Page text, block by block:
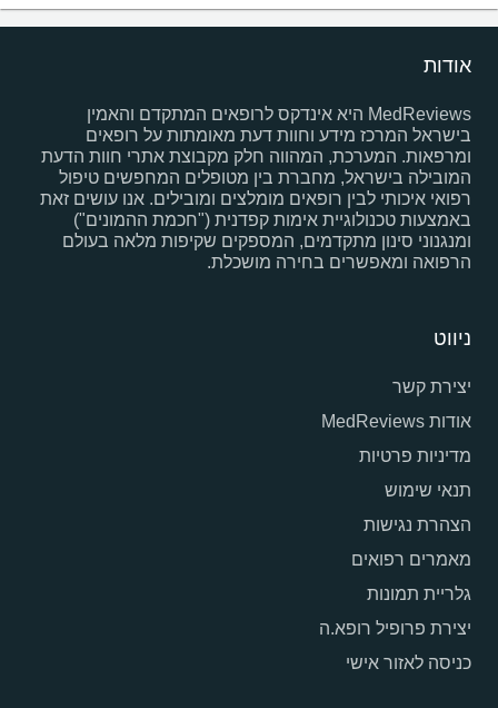
אודות
MedReviews היא אינדקס לרופאים המתקדם והאמין
בישראל המרכז מידע וחוות דעת מאומתות על רופאים
ומרפאות. המערכת, המהווה חלק מקבוצת אתרי חוות הדעת
המובילה בישראל, מחברת בין מטופלים המחפשים טיפול
רפואי איכותי לבין רופאים מומלצים ומובילים. אנו עושים זאת
באמצעות טכנולוגיית אימות קפדנית ("חכמת ההמונים")
ומנגנוני סינון מתקדמים, המספקים שקיפות מלאה בעולם
הרפואה ומאפשרים בחירה מושכלת.
ניווט
יצירת קשר
אודות MedReviews
מדיניות פרטיות
תנאי שימוש
הצהרת נגישות
מאמרים רפואים
גלריית תמונות
יצירת פרופיל רופא.ה
כניסה לאזור אישי